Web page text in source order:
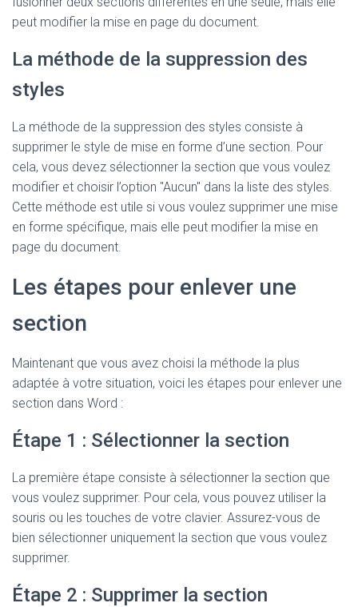
peut modifier la mise en page du document.
La méthode de la suppression des
styles
La méthode de la suppression des styles consiste à
supprimer le style de mise en forme d’une section. Pour
cela, vous devez sélectionner la section que vous voulez
modifier et choisir l’option "Aucun" dans la liste des styles.
Cette méthode est utile si vous voulez supprimer une mise
en forme spécifique, mais elle peut modifier la mise en
page du document.
Les étapes pour enlever une
section
Maintenant que vous avez choisi la méthode la plus
adaptée à votre situation, voici les étapes pour enlever une
section dans Word :
Étape 1 : Sélectionner la section
La première étape consiste à sélectionner la section que
vous voulez supprimer. Pour cela, vous pouvez utiliser la
souris ou les touches de votre clavier. Assurez-vous de
bien sélectionner uniquement la section que vous voulez
supprimer.
Étape 2 : Supprimer la section